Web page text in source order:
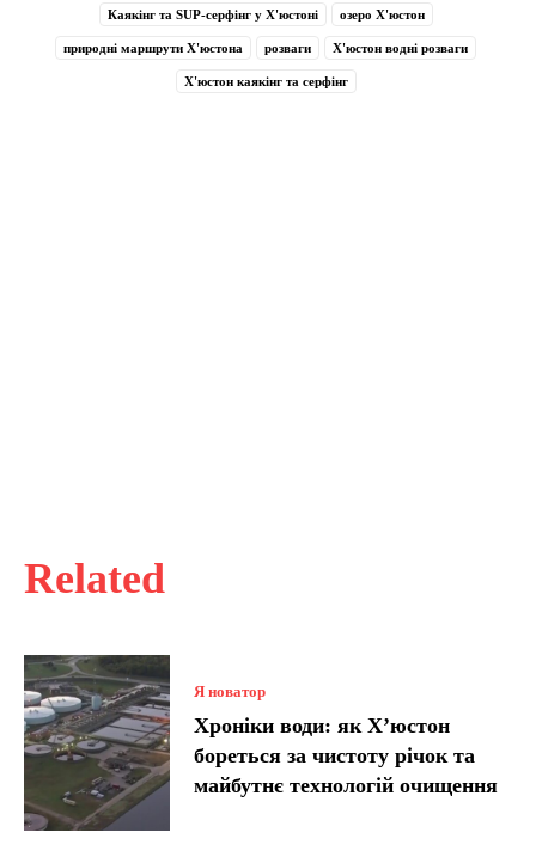
Related
Я новатор
Хроніки води: як Х’юстон
бореться за чистоту річок та
майбутнє технологій очищення
Каякінг та SUP-серфінг у Х'юстоні озеро Х'юстон
природні маршрути Х'юстона розваги Х'юстон водні розваги
Х'юстон каякінг та серфінг